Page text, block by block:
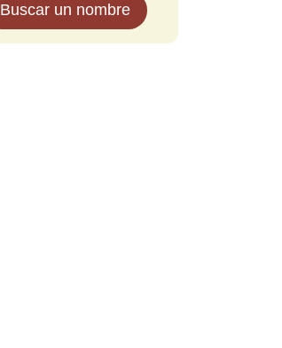
Buscar un nombre